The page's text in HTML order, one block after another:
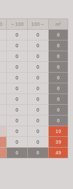
～100 100～
m²
0 0
0
0 0
0
0 0
0
0 0
0
0 0
0
0 0
0
0 0
0
0 0
0
0 0
0
0 0
10
0 0
39
0 0 49